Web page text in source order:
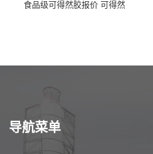
食品级可得然胶报价 可得然
导航菜单